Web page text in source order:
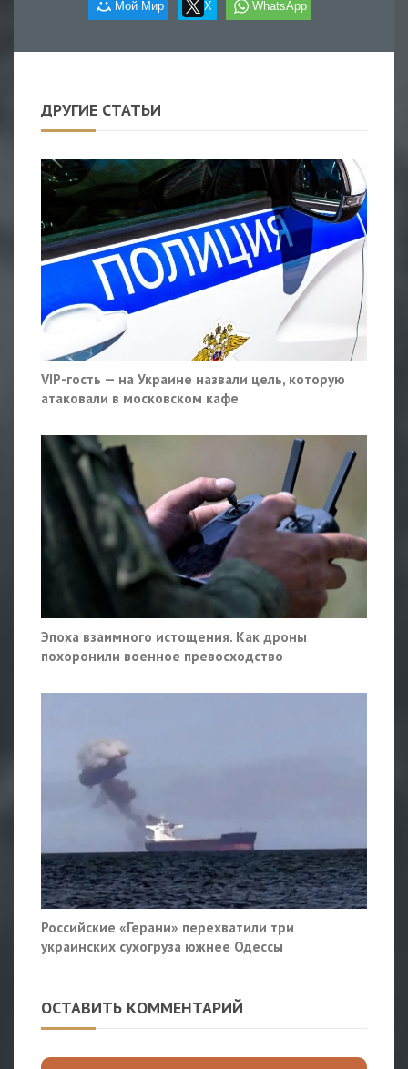
Мой Мир X WhatsApp
ДРУГИЕ СТАТЬИ
VIP-гость — на Украине назвали цель, которую
атаковали в московском кафе
Эпоха взаимного истощения. Как дроны
похоронили военное превосходство
Российские «Герани» перехватили три
украинских сухогруза южнее Одессы
ОСТАВИТЬ КОММЕНТАРИЙ